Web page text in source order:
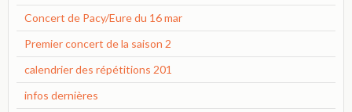
Concert de Pacy/Eure du 16 mar
Premier concert de la saison 2
calendrier des répétitions 201
infos dernières